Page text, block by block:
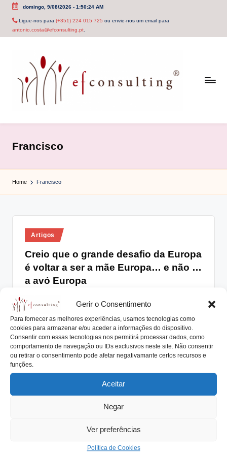
Gerir o Consentimento
Para fornecer as melhores experiências, usamos tecnologias como
cookies para armazenar e/ou aceder a informações do dispositivo.
Consentir com essas tecnologias nos permitirá processar dados, como
comportamento de navegação ou IDs exclusivos neste site. Não consentir
ou retirar o consentimento pode afetar negativamante certos recursos e
funções.
Aceitar
Negar
Ver preferências
Política de Cookies
Skip
domingo, 9/08/2026- 1:50:24 AM
Ligue-nos para (+351) 224 015 725 ou envie-nos um email para
antonio.costa@efconsulting.pt.
c
o
n
u
g
.
p
t
Francisco
Home Francisco
Posted
in
Artigos
Creio que o grande desafio da Europa
é voltar a ser a mãe Europa… e não …
a avó Europa
Posted
by
Renascença a não perder, pois vai surpreender.
"Tenho…
Read More